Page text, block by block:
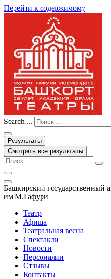
Перейти к содержимому
Search ...
Результаты
Смотреть все результаты
Башкирский государственный
им.М.Гафури
Театр
Афиша
Театральная весна
Спектакли
Новости
Персоналии
Отзывы
Контакты